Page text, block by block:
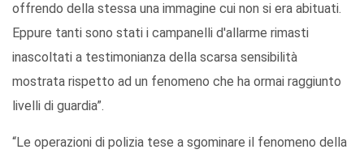
offrendo della stessa una immagine cui non si era abituati.
Eppure tanti sono stati i campanelli d'allarme rimasti
inascoltati a testimonianza della scarsa sensibilità
mostrata rispetto ad un fenomeno che ha ormai raggiunto
livelli di guardia”.
“Le operazioni di polizia tese a sgominare il fenomeno della